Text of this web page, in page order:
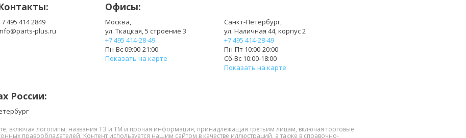
495 414 2849
plus.ru
Офисы:
Москва,
ул. Ткацкая, 5 строение 3
+7 495 414-28-49
Пн-Вс 09:00-21:00
Показать на карте
Санкт-Петербург,
ул. Наличная 44, корпус 2
+7 495 414-28-49
Пн-Пт 10:00-20:00
Сб-Вс 10:00-18:00
Показать на карте
России:
включая логотипы, названия ТЗ и ТМ и прочая информация, принадлежащая третьим лицам, включая торговые
правообладателей. Контент используется нашим сайтом в качестве иллюстраций, а также в справочно-